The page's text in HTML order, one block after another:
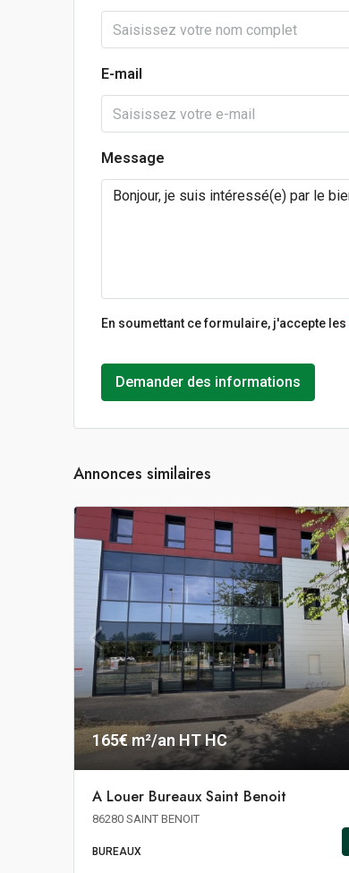
E-mail
Message
En soumettant ce formulaire, j'accepte les
Demander des informations
Annonces similaires
165€ m²/an HT HC
A Louer Bureaux Saint Benoit
86280 SAINT BENOIT
BUREAUX